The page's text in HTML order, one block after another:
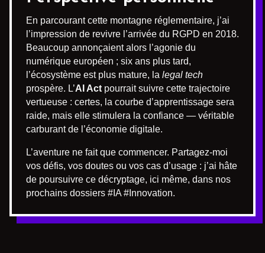
En parcourant cette montagne réglementaire, j’ai
l’impression de revivre l’arrivée du RGPD en 2018.
Beaucoup annonçaient alors l’agonie du
numérique européen ; six ans plus tard,
l’écosystème est plus mature, la legal tech
prospère. L’AI Act pourrait suivre cette trajectoire
vertueuse : certes, la courbe d’apprentissage sera
raide, mais elle stimulera la confiance — véritable
carburant de l’économie digitale.
L’aventure ne fait que commencer. Partagez-moi
vos défis, vos doutes ou vos cas d’usage : j’ai hâte
de poursuivre ce décryptage, ici même, dans nos
prochains dossiers #IA #Innovation.